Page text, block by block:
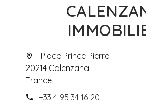
Place Prince Pierre
20214 Calenzana
France
+33 4 95 34 16 20